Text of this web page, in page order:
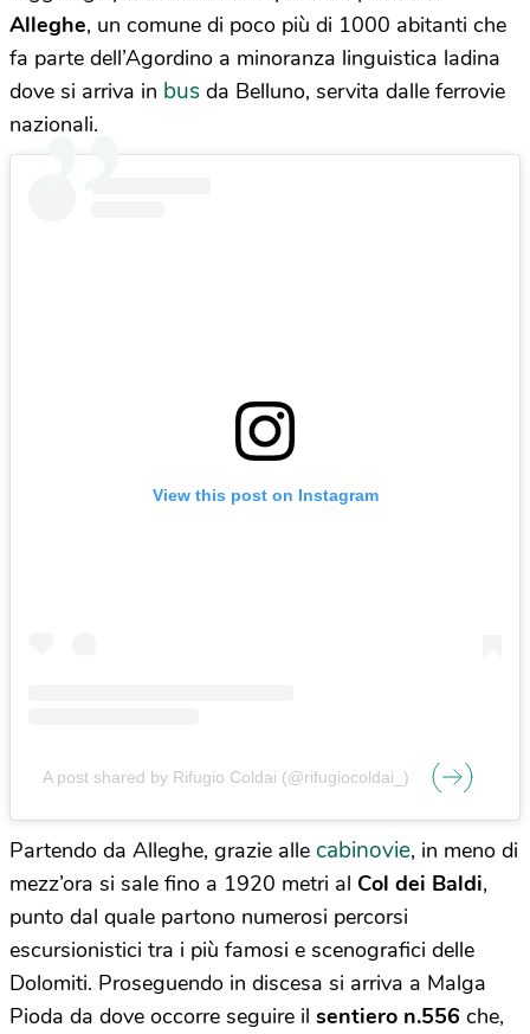
Alleghe, un comune di poco più di 1000 abitanti che
fa parte dell’Agordino a minoranza linguistica ladina
dove si arriva in bus da Belluno, servita dalle ferrovie
nazionali.
View this post on Instagram
A post shared by Rifugio Coldai (@rifugiocoldai_)
Partendo da Alleghe, grazie alle cabinovie, in meno di
mezz’ora si sale fino a 1920 metri al Col dei Baldi,
punto dal quale partono numerosi percorsi
escursionistici tra i più famosi e scenografici delle
Dolomiti. Proseguendo in discesa si arriva a Malga
Pioda da dove occorre seguire il sentiero n.556 che,